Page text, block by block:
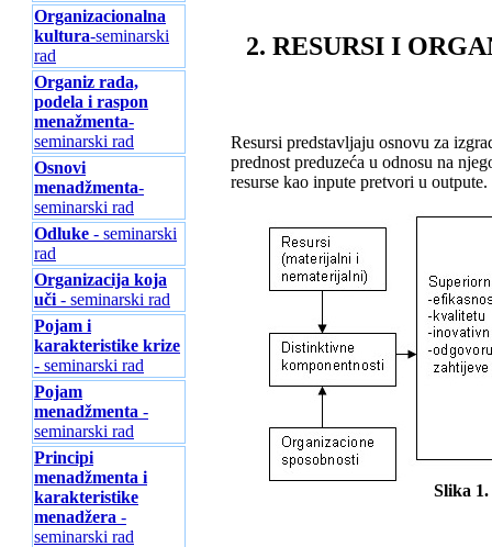
Organizacionalna
kultura-seminarski
rad
Organiz rada,
podela i raspon
menažmenta-
seminarski rad
Osnovi
menadžmenta-
seminarski rad
Odluke - seminarski
rad
Organizacija koja
uči - seminarski rad
Pojam i
karakteristike krize
- seminarski rad
Pojam
menadžmenta -
seminarski rad
Principi
menadžmenta i
karakteristike
menadžera -
seminarski rad
2. RESURSI I
Resursi predstavljaju osnovu za
prednost preduzeća u odnosu na
resurse kao inpute pretvori u
Slika